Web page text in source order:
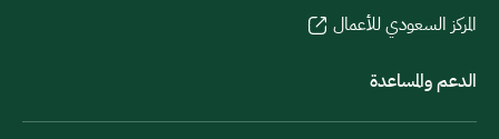
المركز السعودي للأعمال
الدعم والمساعدة